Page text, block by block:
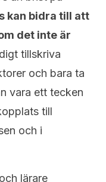
kan bidra till att
det inte är
tillskriva
och bara ta
vara ett tecken
till
och i
lärare